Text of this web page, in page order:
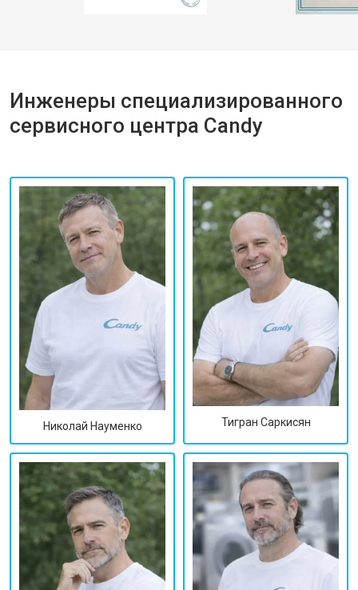
Инженеры специализированного
сервисного центра Candy
Николай Науменко Тигран Саркисян